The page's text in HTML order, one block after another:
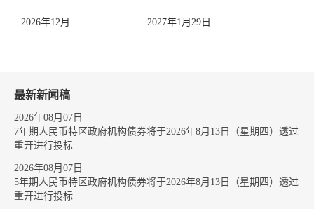
2026年12月 2027年1月29日
最新新闻稿
2026年08月07日
7年期人民币特区政府机构债券将于2026年8月13日（星期四）透过
重开进行投标
2026年08月07日
5年期人民币特区政府机构债券将于2026年8月13日（星期四）透过
重开进行投标